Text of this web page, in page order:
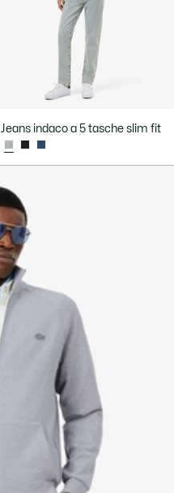
Jeans indaco a 5 tasche slim fit